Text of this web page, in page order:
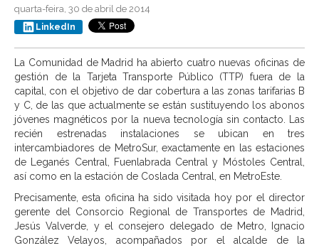
quarta-feira, 30 de abril de 2014
LinkedIn
La Comunidad de Madrid ha abierto cuatro nuevas oficinas de
gestión de la Tarjeta Transporte Público (TTP) fuera de la
capital, con el objetivo de dar cobertura a las zonas tarifarias B
y C, de las que actualmente se están sustituyendo los abonos
jóvenes magnéticos por la nueva tecnología sin contacto. Las
recién estrenadas instalaciones se ubican en tres
intercambiadores de MetroSur, exactamente en las estaciones
de Leganés Central, Fuenlabrada Central y Móstoles Central,
así como en la estación de Coslada Central, en MetroEste.
Precisamente, esta oficina ha sido visitada hoy por el director
gerente del Consorcio Regional de Transportes de Madrid,
Jesús Valverde, y el consejero delegado de Metro, Ignacio
González Velayos, acompañados por el alcalde de la